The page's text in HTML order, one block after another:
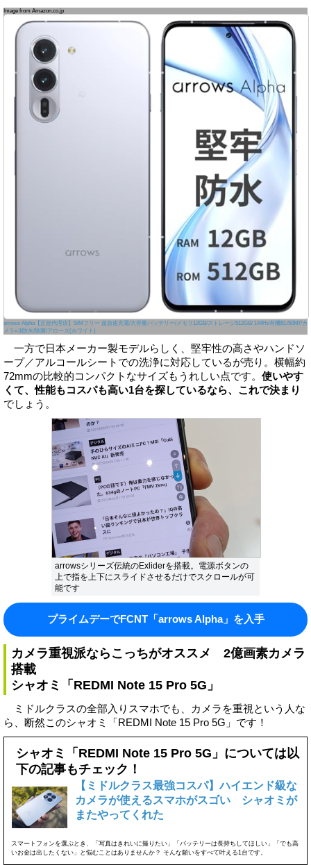
Image from Amazon.co.jp
arrows Alpha【正規代理店】SIMフリー 超急速充電/大容量バッテリー/メモリ12GB/ストレージ512GB/ 144Hz有機EL/50MPカ
メラ×3/防水/除菌/アローズ(ホワイト)
一方で日本メーカー製モデルらしく、堅牢性の高さやハンドソ
ープ／アルコールシートでの洗浄に対応しているが売り。横幅約
72mmの比較的コンパクトなサイズもうれしい点です。 使いやす
くて、性能もコスパも高い1台を探しているなら、これで決まり
でしょう。
arrowsシリーズ伝統のExliderを搭載。電源ボタンの
上で指を上下にスライドさせるだけでスクロールが可
能です
プライムデーでFCNT「arrows Alpha」を入手
カメラ重視派ならこっちがオススメ 2億画素カメラ
搭載
シャオミ「REDMI Note 15 Pro 5G」
ミドルクラスの全部入りスマホでも、カメラを重視という人な
ら、断然このシャオミ「REDMI Note 15 Pro 5G」です！
シャオミ「REDMI Note 15 Pro 5G」については以
下の記事もチェック！
【ミドルクラス最強コスパ】ハイエンド級な
カメラが使えるスマホがスゴい シャオミが
またやってくれた
スマートフォンを選ぶとき、「写真はきれいに撮りたい」「バッテリーは長持ちしてほしい」「でも高
いお金は出したくない」と悩むことはありませんか？ そんな願いをすべて叶える1台です。